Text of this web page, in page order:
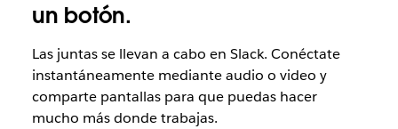
un botón.
Las juntas se llevan a cabo en Slack. Conéctate
instantáneamente mediante audio o video y
comparte pantallas para que puedas hacer
mucho más donde trabajas.